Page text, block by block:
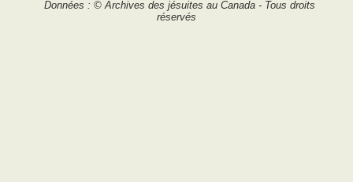
Données : © Archives des jésuites au Canada - Tous droits
réservés